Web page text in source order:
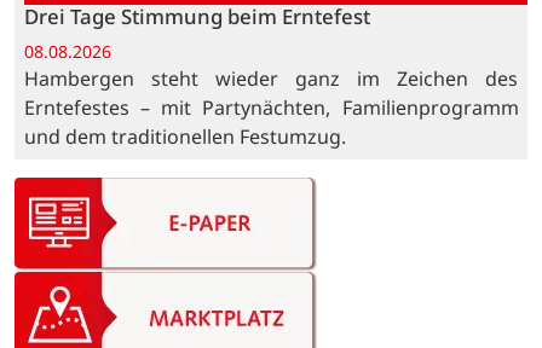
Drei Tage Stimmung beim Erntefest
08.08.2026
Hambergen steht wieder ganz im Zeichen des
Erntefestes – mit Partynächten, Familienprogramm
und dem traditionellen Festumzug.